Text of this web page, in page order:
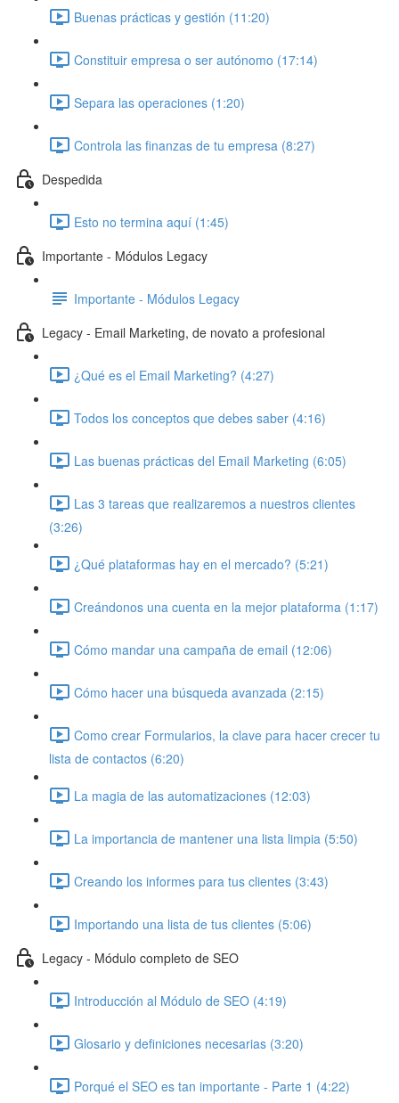
Buenas prácticas y gestión (11:20)
Constituir empresa o ser autónomo (17:14)
Separa las operaciones (1:20)
Controla las finanzas de tu empresa (8:27)
Despedida
Esto no termina aquí (1:45)
Importante - Módulos Legacy
Importante - Módulos Legacy
Legacy - Email Marketing, de novato a profesional
¿Qué es el Email Marketing? (4:27)
Todos los conceptos que debes saber (4:16)
Las buenas prácticas del Email Marketing (6:05)
Las 3 tareas que realizaremos a nuestros clientes
(3:26)
¿Qué plataformas hay en el mercado? (5:21)
Creándonos una cuenta en la mejor plataforma (1:17)
Cómo mandar una campaña de email (12:06)
Cómo hacer una búsqueda avanzada (2:15)
Como crear Formularios, la clave para hacer crecer tu
lista de contactos (6:20)
La magia de las automatizaciones (12:03)
La importancia de mantener una lista limpia (5:50)
Creando los informes para tus clientes (3:43)
Importando una lista de tus clientes (5:06)
Legacy - Módulo completo de SEO
Introducción al Módulo de SEO (4:19)
Glosario y definiciones necesarias (3:20)
Porqué el SEO es tan importante - Parte 1 (4:22)